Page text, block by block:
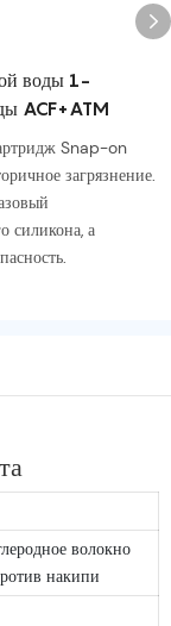
воды 1-
ACF+ATM
Snap-on
загрязнение.
силикона, а
волокно
накипи